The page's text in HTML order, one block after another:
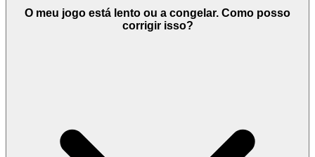
O meu jogo está lento ou a congelar. Como posso
corrigir isso?